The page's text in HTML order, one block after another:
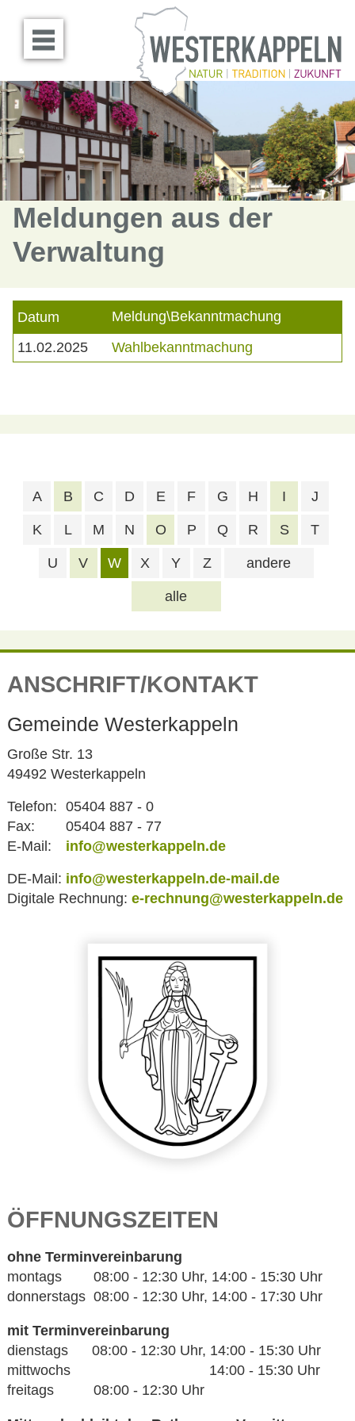
Menü öffnen
Meldungen aus der
Verwaltung
Datum
Meldung\Bekanntmachung
11.02.2025
Wahlbekanntmachung
alle
A B C D E F G H I J
K L M N O P Q R S T
U V W X Y Z andere
ANSCHRIFT/KONTAKT
Gemeinde Westerkappeln
Große Str. 13
49492 Westerkappeln
Telefon: 05404 887 - 0
Fax:
05404 887 - 77
E-Mail:
info@westerkappeln.de
DE-Mail: info@westerkappeln.de-mail.de
Digitale Rechnung: e-rechnung@westerkappeln.de
ÖFFNUNGSZEITEN
ohne Terminvereinbarung
montags 08:00 - 12:30 Uhr, 14:00 - 15:30 Uhr
donnerstags 08:00 - 12:30 Uhr, 14:00 - 17:30 Uhr
mit Terminvereinbarung
dienstags 08:00 - 12:30 Uhr, 14:00 - 15:30 Uhr
mittwochs 14:00 - 15:30 Uhr
freitags 08:00 - 12:30 Uhr